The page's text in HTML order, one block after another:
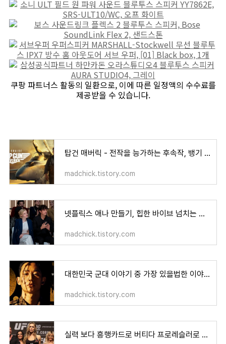
쿠팡 파트너스 활동의 일환으로, 이에 따른 일정액의 수수료를
제공받을 수 있습니다.
탑건 매버릭 - 전작을 능가하는 후속작, 뱅기 좋아하면 이건 봐야지
madchick.tistory.com
넷플릭스 애나 만들기, 힙한 바이브 넘치는 내돈 없이 사업하기
madchick.tistory.com
대한민국 군대 이야기 중 가장 있을법한 이야기, 넷플릭스 DP
madchick.tistory.com
실력 보다 흥행카드로 버티다 프로레슬러로 전직한 론다 로우지